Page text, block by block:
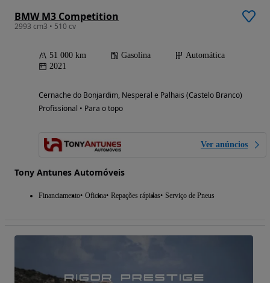
BMW M3 Competition
2993 cm3 • 510 cv
51 000 km Gasolina
Automática
2021
Cernache do Bonjardim, Nesperal e Palhais (Castelo Branco)
Profissional • Para o topo
Ver anúncios
Tony Antunes Automóveis
Financiamento Oficina Repações rápidas Serviço de Pneus